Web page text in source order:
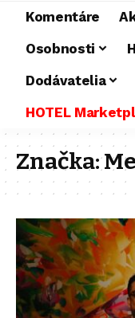
Komentáre
Osobnosti
Dodávatelia
HOTEL
Značka: